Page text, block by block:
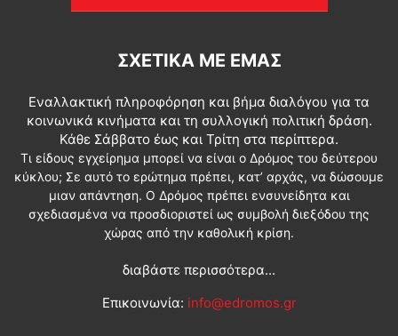
ΣΧΕΤΙΚΆ ΜΕ ΕΜΆΣ
Εναλλακτική πληροφόρηση και βήμα διαλόγου για τα
κοινωνικά κινήματα και τη συλλογική πολιτική δράση.
Κάθε Σάββατο έως και Τρίτη στα περίπτερα.
Τι είδους εγχείρημα μπορεί να είναι ο Δρόμος του δεύτερου
κύκλου; Σε αυτό το ερώτημα πρέπει, κατ’ αρχάς, να δώσουμε
μιαν απάντηση. Ο Δρόμος πρέπει ενσυνείδητα και
σχεδιασμένα να προσδιοριστεί ως συμβολή διεξόδου της
χώρας από την καθολική κρίση.
διαβάστε περισσότερα...
Επικοινωνία: info@edromos.gr